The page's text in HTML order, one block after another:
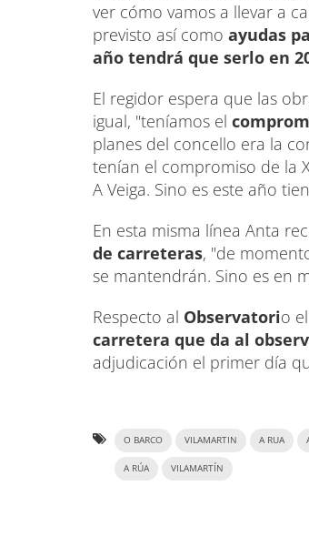
ver cómo vamos a llevar a
previsto así como ayudas
año tendrá que serlo en
El regidor espera que las
igual, "teníamos el
planes del concello era la
tenían el compromiso de la
A Veiga. Sino es este año
En esta misma línea Anta
de carreteras, "de
se mantendrán. Sino es en
Respecto al Observatorio
carretera que da al
adjudicación el primer día
O BARCO VILAMARTIN A RUA
A RÚA VILAMARTÍN